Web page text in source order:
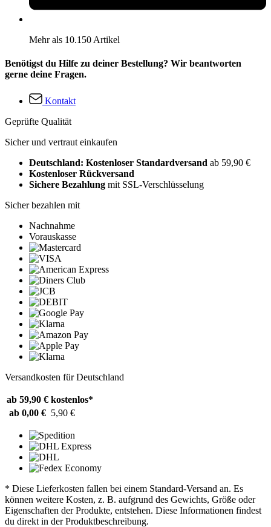
Mehr als 10.150 Artikel
Benötigst du Hilfe zu deiner Bestellung? Wir beantworten
gerne deine Fragen.
Kontakt
Geprüfte Qualität
Sicher und vertraut einkaufen
Deutschland: Kostenloser Standardversand ab 59,90 €
Kostenloser Rückversand
Sichere Bezahlung mit SSL-Verschlüsselung
Sicher bezahlen mit
Nachnahme
Vorauskasse
Versandkosten für Deutschland
ab 59,90 € kostenlos*
ab 0,00 € 5,90 €
* Diese Lieferkosten fallen bei einem Standard-Versand an. Es
können weitere Kosten, z. B. aufgrund des Gewichts, Größe oder
Eigenschaften der Produkte, entstehen. Diese Informationen findest
du direkt in der Produktbeschreibung.